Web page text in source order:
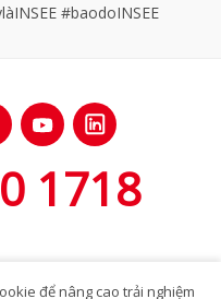
#baodoINSEE
1718
để nâng cao trải nghiệm